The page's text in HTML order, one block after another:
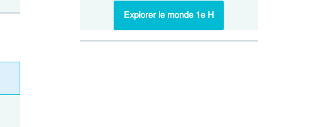
Explorer le monde 1e H